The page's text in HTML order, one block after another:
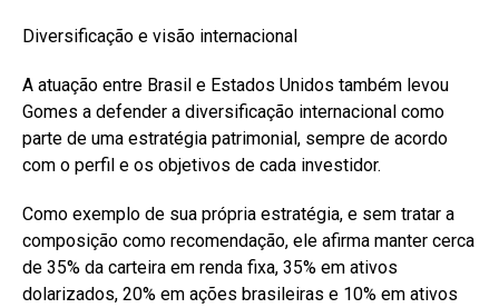
Diversificação e visão internacional
A atuação entre Brasil e Estados Unidos também levou
Gomes a defender a diversificação internacional como
parte de uma estratégia patrimonial, sempre de acordo
com o perfil e os objetivos de cada investidor.
Como exemplo de sua própria estratégia, e sem tratar a
composição como recomendação, ele afirma manter cerca
de 35% da carteira em renda fixa, 35% em ativos
dolarizados, 20% em ações brasileiras e 10% em ativos